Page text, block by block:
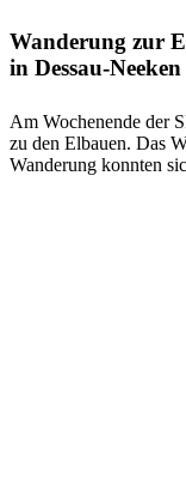
Wanderung zur
in Dessau-Neeken
Am Wochenende der
zu den Elbauen. Das
Wanderung konnten